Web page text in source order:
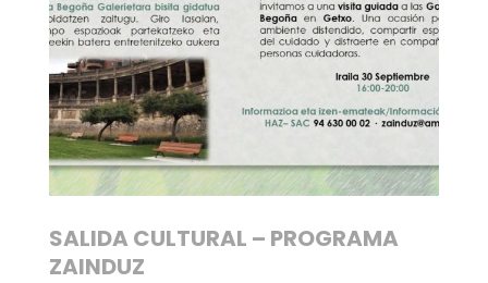
SALIDA CULTURAL – PROGRAMA
ZAINDUZ